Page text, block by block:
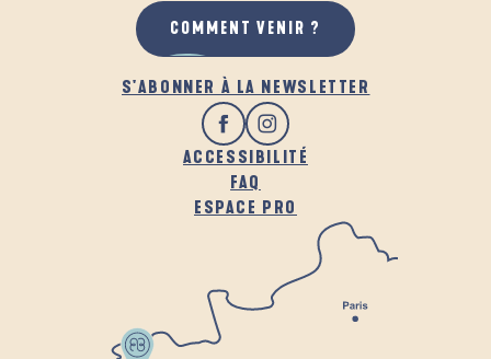
S'ABONNER À LA NEWSLETTER
ACCESSIBILITÉ
FAQ
ESPACE PRO
COMMENT VENIR ?